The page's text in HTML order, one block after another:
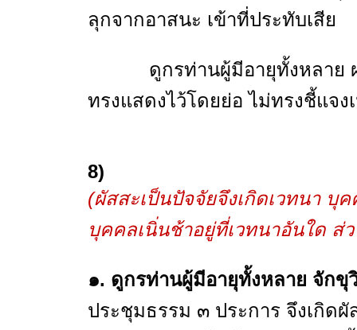
ลุกจากอาสนะ เข้าที่ประทับเสีย
ดูกรท่านผู้มีอายุทั้งหลาย ผม
ทรงแสดงไว้โดยย่อ ไม่ทรงชี้แจ
8)
(ผัสสะเป็นปัจจัยจึงเกิดเวทนา บุ
บุคคลเนิ่นช้าอยู่ที่เวทนาอันใด ส่
๑. ดูกรท่านผู้มีอายุทั้งหลาย จัก
ประชุมธรรม ๓ ประการ จึงเกิดผั